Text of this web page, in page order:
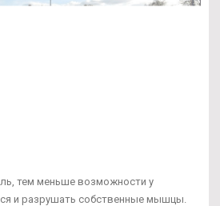
тем меньше возможности у
и разрушать собственные мышцы.